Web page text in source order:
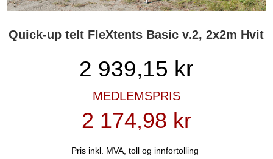
Quick-up telt FleXtents Basic v.2, 2x2m Hvit
2 939,15 kr
MEDLEMSPRIS
2 174,98 kr
Pris inkl. MVA, toll og innfortolling